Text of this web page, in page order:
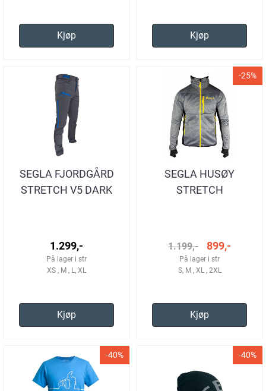
Kjøp Kjøp
SEGLA FJORDGÅRD
STRETCH V5 DARK
1.299,-
På lager i str
XS , M , L, XL
Kjøp
-25%
SEGLA HUSØY
STRETCH
1.199,- 899,-
På lager i str
S, M , XL , 2XL
Kjøp
-40% -40%